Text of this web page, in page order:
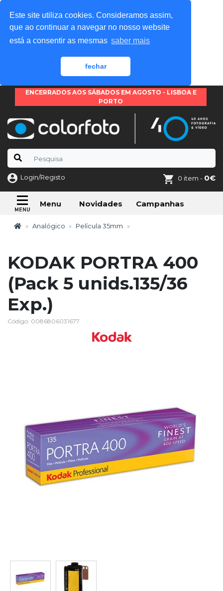
Este site utiliza cookies. Consideramos assim,
que ao continuar a navegar no nosso website
está a consentir as mesmas saber mais
fechar
ENCERRADOS AOS SÁBADOS EM AGOSTO - LISBOA E
PORTO
Login/Registo 0 item - 0€
Menu Novidades Campanhas
Analógico Película 35mm
KODAK PORTRA 400
(Pack 5 unids.135/36
Exp.)
Código: 0086806031677